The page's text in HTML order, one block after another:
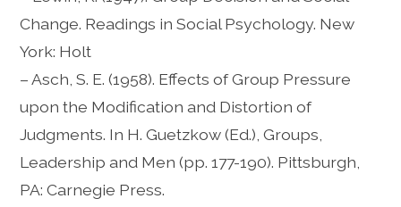
Change. Readings in Social Psychology. New
York: Holt
– Asch, S. E. (1958). Effects of Group Pressure
upon the Modification and Distortion of
Judgments. In H. Guetzkow (Ed.), Groups,
Leadership and Men (pp. 177-190). Pittsburgh,
PA: Carnegie Press.